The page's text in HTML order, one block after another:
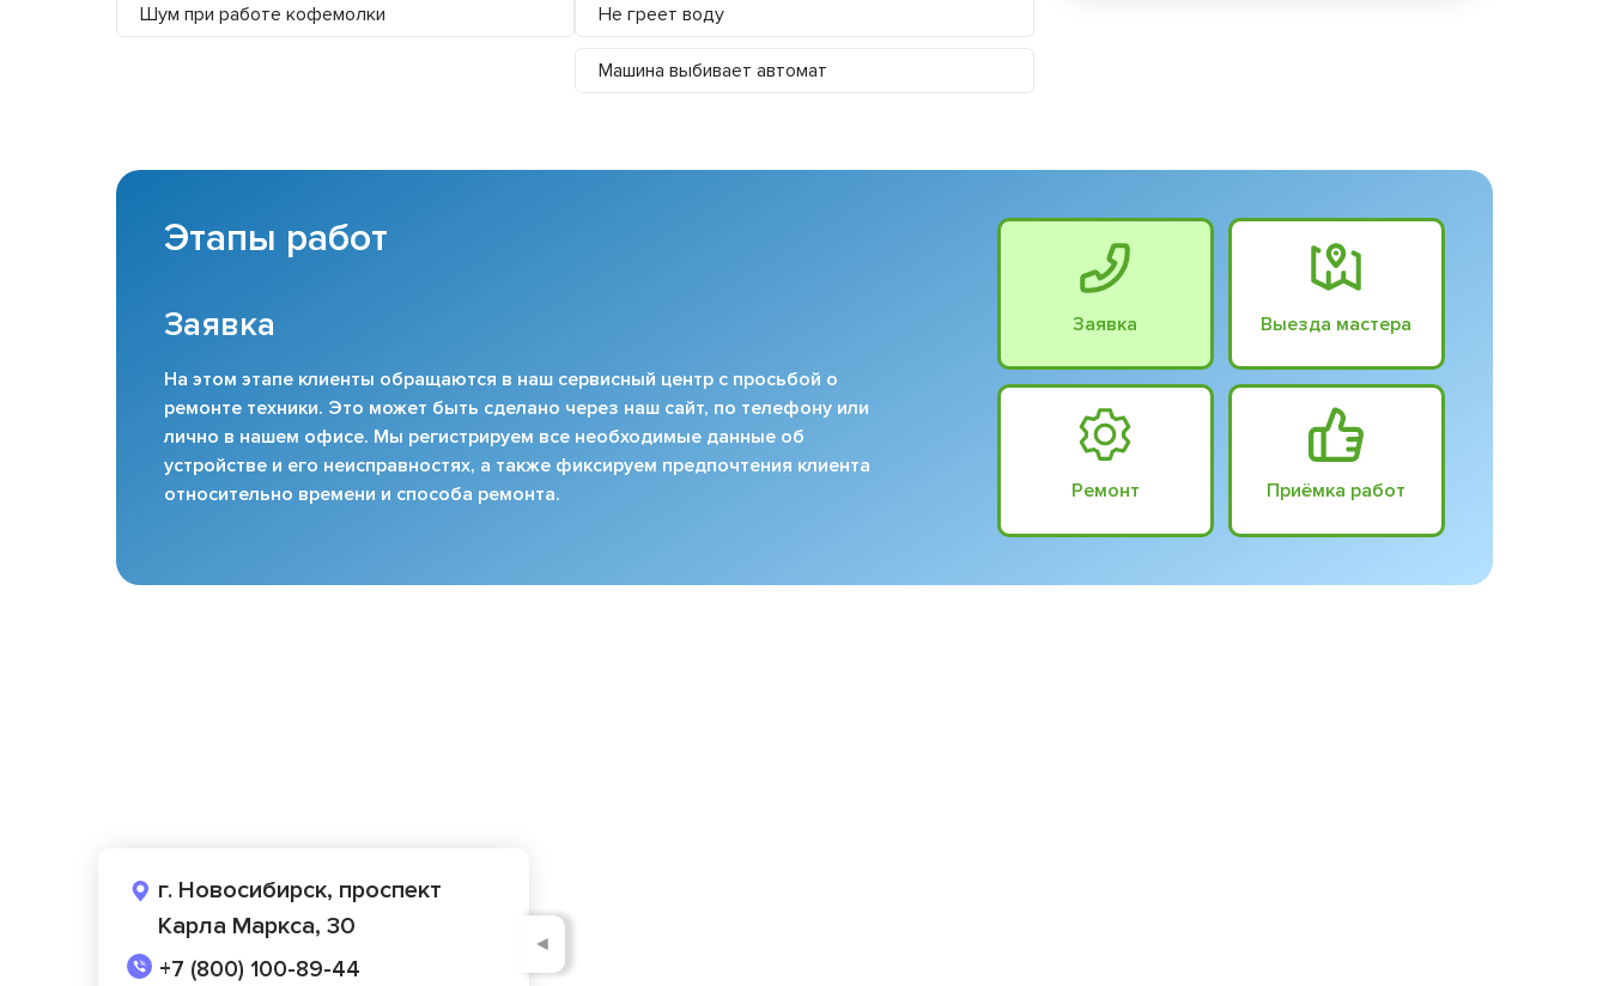
Шум при работе кофемолки Не греет воду
Машина выбивает автомат
Этапы работ
Заявка
На этом этапе клиенты обращаются в наш сервисный центр с просьбой о
ремонте техники. Это может быть сделано через наш сайт, по телефону или
лично в нашем офисе. Мы регистрируем все необходимые данные об
устройстве и его неисправностях, а также фиксируем предпочтения клиента
относительно времени и способа ремонта.
Заявка Выезда мастера
Ремонт Приёмка работ
г. Новосибирск, проспект
Карла Маркса, 30
+7 (800) 100-89-44
◄